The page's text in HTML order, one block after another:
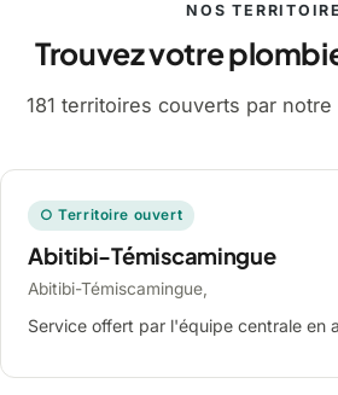
NOS
Trouvez votre
181 territoires couverts par
○ Territoire ouvert
Abitibi-Témiscamingue
Abitibi-Témiscamingue,
Service offert par l'équipe centrale en